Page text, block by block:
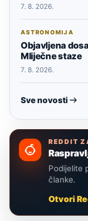
7. 8. 2026.
ASTRONOMIJA
Objavljena
Mliječne staze
7. 8. 2026.
Sve novosti
REDDIT
Podijelite
članke.
Otvori